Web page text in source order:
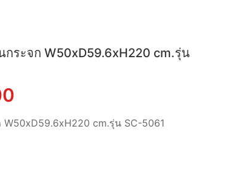
ระจก W50xD59.6xH220 cm.รุ่น
cm.รุ่น SC-5061